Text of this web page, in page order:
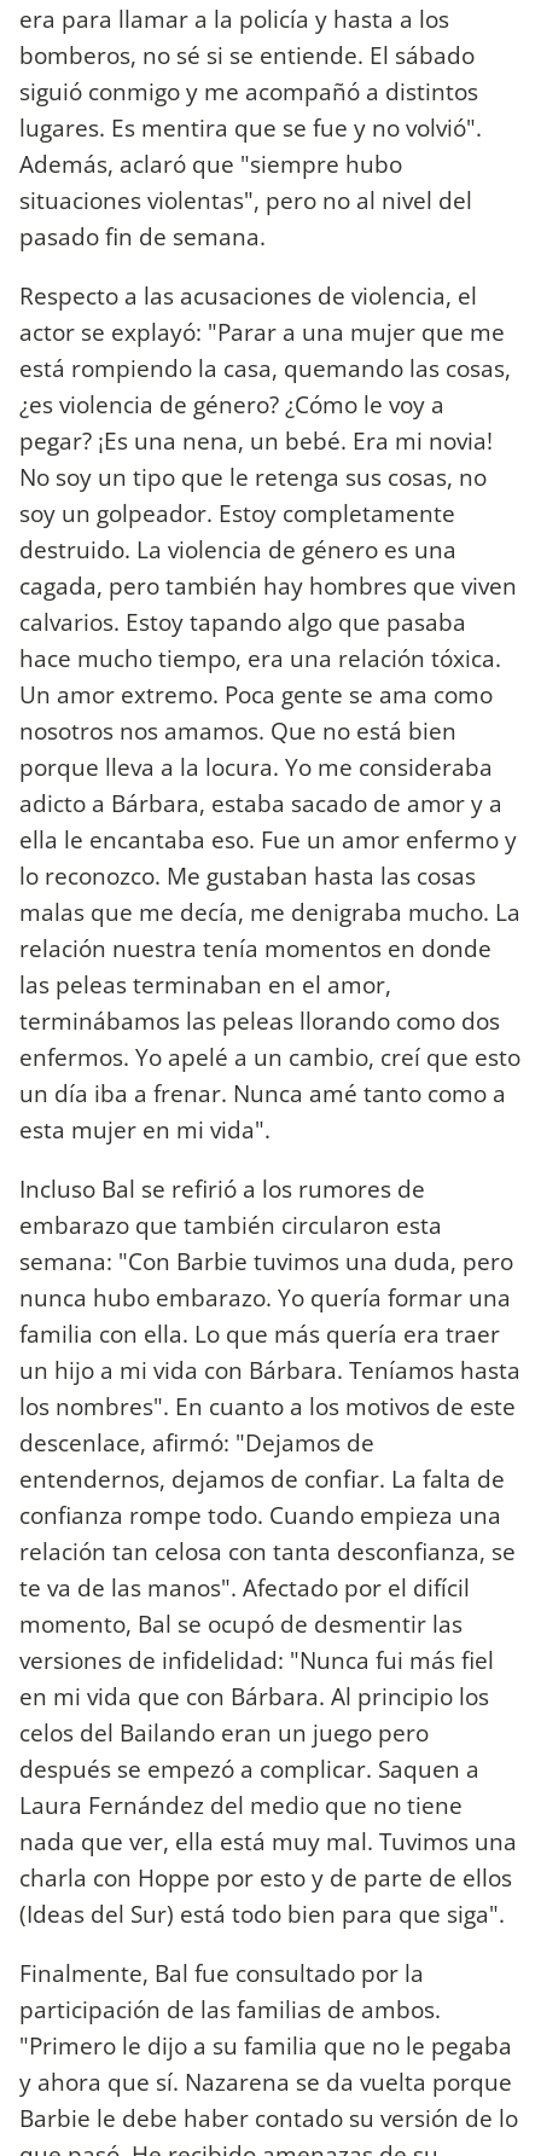
era para llamar a la policía y hasta a los
bomberos, no sé si se entiende. El sábado
siguió conmigo y me acompañó a distintos
lugares. Es mentira que se fue y no volvió".
Además, aclaró que "siempre hubo
situaciones violentas", pero no al nivel del
pasado fin de semana.
Respecto a las acusaciones de violencia, el
actor se explayó: "Parar a una mujer que me
está rompiendo la casa, quemando las cosas,
¿es violencia de género? ¿Cómo le voy a
pegar? ¡Es una nena, un bebé. Era mi novia!
No soy un tipo que le retenga sus cosas, no
soy un golpeador. Estoy completamente
destruido. La violencia de género es una
cagada, pero también hay hombres que viven
calvarios. Estoy tapando algo que pasaba
hace mucho tiempo, era una relación tóxica.
Un amor extremo. Poca gente se ama como
nosotros nos amamos. Que no está bien
porque lleva a la locura. Yo me consideraba
adicto a Bárbara, estaba sacado de amor y a
ella le encantaba eso. Fue un amor enfermo y
lo reconozco. Me gustaban hasta las cosas
malas que me decía, me denigraba mucho. La
relación nuestra tenía momentos en donde
las peleas terminaban en el amor,
terminábamos las peleas llorando como dos
enfermos. Yo apelé a un cambio, creí que esto
un día iba a frenar. Nunca amé tanto como a
esta mujer en mi vida".
Incluso Bal se refirió a los rumores de
embarazo que también circularon esta
semana: "Con Barbie tuvimos una duda, pero
nunca hubo embarazo. Yo quería formar una
familia con ella. Lo que más quería era traer
un hijo a mi vida con Bárbara. Teníamos hasta
los nombres". En cuanto a los motivos de este
descenlace, afirmó: "Dejamos de
entendernos, dejamos de confiar. La falta de
confianza rompe todo. Cuando empieza una
relación tan celosa con tanta desconfianza, se
te va de las manos". Afectado por el difícil
momento, Bal se ocupó de desmentir las
versiones de infidelidad: "Nunca fui más fiel
en mi vida que con Bárbara. Al principio los
celos del Bailando eran un juego pero
después se empezó a complicar. Saquen a
Laura Fernández del medio que no tiene
nada que ver, ella está muy mal. Tuvimos una
charla con Hoppe por esto y de parte de ellos
(Ideas del Sur) está todo bien para que siga".
Finalmente, Bal fue consultado por la
participación de las familias de ambos.
"Primero le dijo a su familia que no le pegaba
y ahora que sí. Nazarena se da vuelta porque
Barbie le debe haber contado su versión de lo